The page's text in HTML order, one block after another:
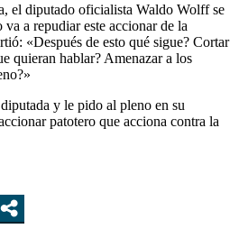
el diputado oficialista Waldo Wolff se
a repudiar este accionar de la
«Después de esto qué sigue? Cortar
quieran hablar? Amenazar a los
y le pido al pleno en su
patotero que acciona contra la